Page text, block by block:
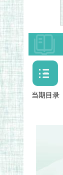
当期目录